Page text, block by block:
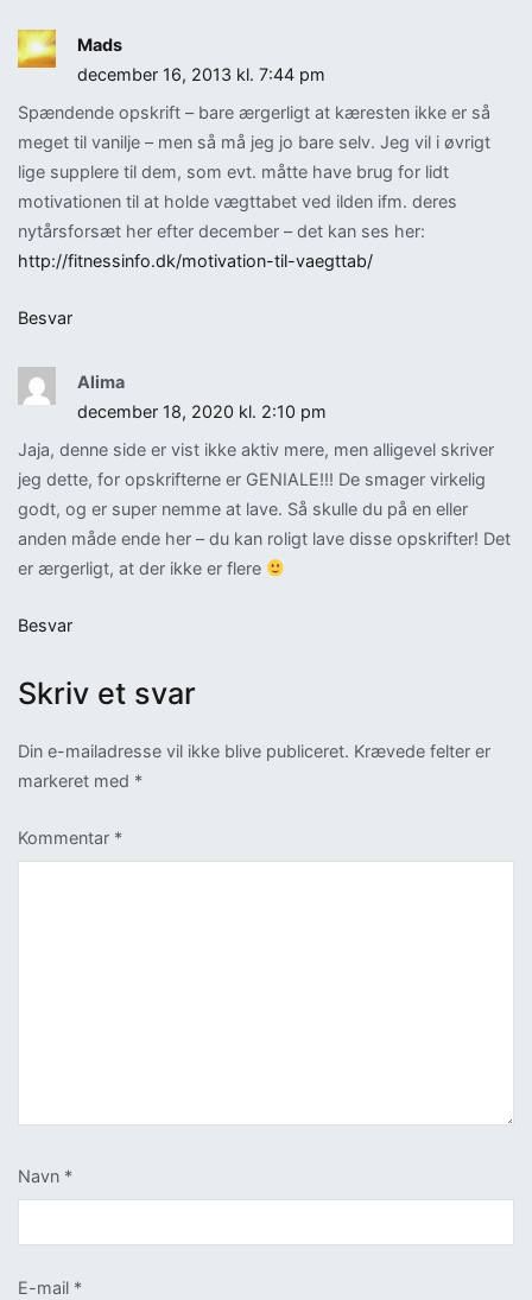
Mads
december 16, 2013 kl. 7:44 pm
Spændende opskrift – bare ærgerligt at kæresten ikke er så
meget til vanilje – men så må jeg jo bare selv. Jeg vil i øvrigt
lige supplere til dem, som evt. måtte have brug for lidt
motivationen til at holde vægttabet ved ilden ifm. deres
nytårsforsæt her efter december – det kan ses her:
http://fitnessinfo.dk/motivation-til-vaegttab/
Besvar
Alima
december 18, 2020 kl. 2:10 pm
Jaja, denne side er vist ikke aktiv mere, men alligevel skriver
jeg dette, for opskrifterne er GENIALE!!! De smager virkelig
godt, og er super nemme at lave. Så skulle du på en eller
anden måde ende her – du kan roligt lave disse opskrifter! Det
er ærgerligt, at der ikke er flere
Besvar
Skriv et svar
Din e-mailadresse vil ikke blive publiceret. Krævede felter er
markeret med *
Kommentar *
Navn *
E-mail *